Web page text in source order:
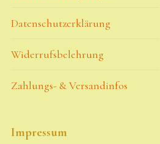
Datenschutzerklärung
Widerrufsbelehrung
Zahlungs- & Versandinfos
Impressum